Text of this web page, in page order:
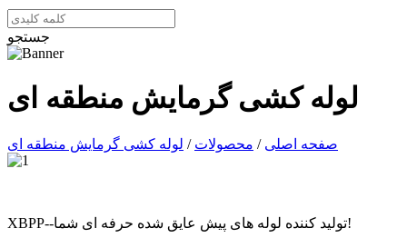
جستجو
لوله کشی گرمایش منطقه ای
صفحه اصلی / محصولات / لوله کشی گرمایش منطقه ای
XBPP--تولید کننده لوله های پیش عایق شده حرفه ای شما!